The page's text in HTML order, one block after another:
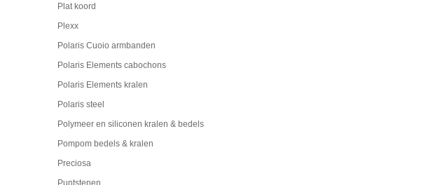
Plat koord
Plexx
Polaris Cuoio armbanden
Polaris Elements cabochons
Polaris Elements kralen
Polaris steel
Polymeer en siliconen kralen & bedels
Pompom bedels & kralen
Preciosa
Puntstenen